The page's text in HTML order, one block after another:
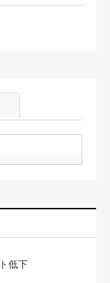
低下